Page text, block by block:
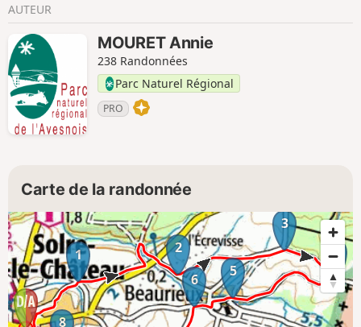
AUTEUR
MOURET Annie
238 Randonnées
Parc Naturel Régional
PRO
Carte de la randonnée
1 2
3
4
5
6
8